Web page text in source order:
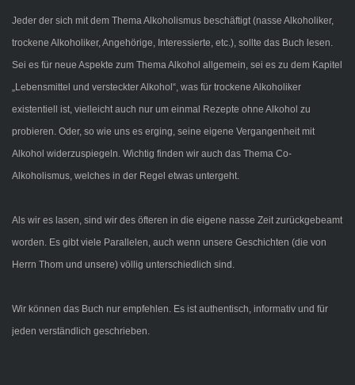
Jeder der sich mit dem Thema Alkoholismus beschäftigt (nasse Alkoholiker,
trockene Alkoholiker, Angehörige, Interessierte, etc.), sollte das Buch lesen.
Sei es für neue Aspekte zum Thema Alkohol allgemein, sei es zu dem Kapitel
„Lebensmittel und versteckter Alkohol“, was für trockene Alkoholiker
existentiell ist, vielleicht auch nur um einmal Rezepte ohne Alkohol zu
probieren. Oder, so wie uns es erging, seine eigene Vergangenheit mit
Alkohol widerzuspiegeln. Wichtig finden wir auch das Thema Co-
Alkoholismus, welches in der Regel etwas untergeht.
Als wir es lasen, sind wir des öfteren in die eigene nasse Zeit zurückgebeamt
worden. Es gibt viele Parallelen, auch wenn unsere Geschichten (die von
Herrn Thom und unsere) völlig unterschiedlich sind.
Wir können das Buch nur empfehlen. Es ist authentisch, informativ und für
jeden verständlich geschrieben.